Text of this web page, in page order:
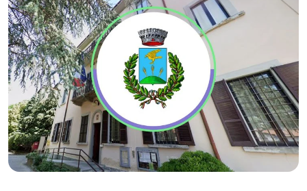
Eventi
Novità
Natura
Cultura
Shopping
Gusto